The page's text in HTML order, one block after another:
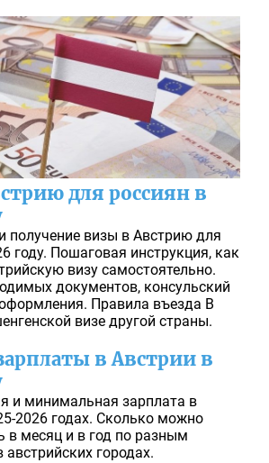
для россиян в
получение визы в Австрию для
году. Пошаговая инструкция, как
визу самостоятельно.
документов, консульский
Правила въезда В
визе другой страны.
в Австрии в
и минимальная зарплата в
2026 годах. Сколько можно
в месяц и в год по разным
городах.